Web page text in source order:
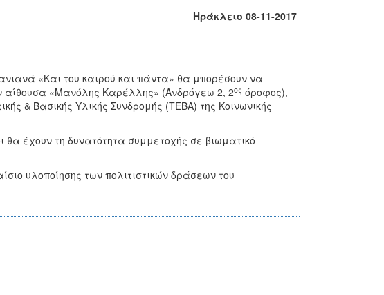
Ηράκλειο 08-11-2017
«Και του καιρού και πάντα» θα μπορέσουν να
αίθουσα «Μανόλης Καρέλλης» (Ανδρόγεω 2, 2ος όροφος),
& Βασικής Υλικής Συνδρομής (ΤΕΒΑ) της Κοινωνικής
έχουν τη δυνατότητα συμμετοχής σε βιωματικό
υλοποίησης των πολιτιστικών δράσεων του